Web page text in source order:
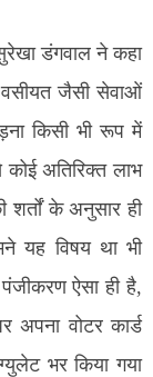
डंगवाल ने कहा
वसीयत जैसी सेवाओं
किसी भी रूप में
अतिरिक्त लाभ
शर्तों के अनुसार ही
यह विषय था भी
ऐसा ही है,
अपना वोटर कार्ड
भर किया गया